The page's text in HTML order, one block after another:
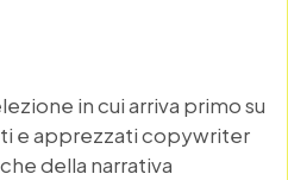
in cui arriva primo su
e apprezzati copywriter
della narrativa